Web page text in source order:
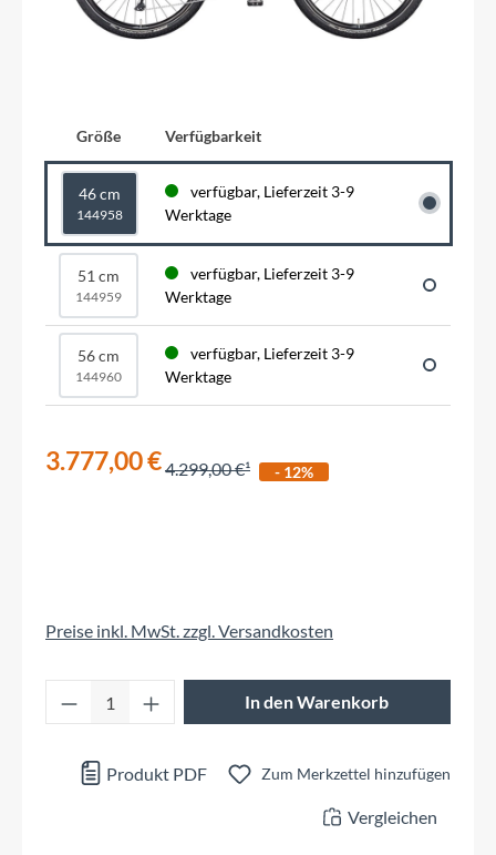
Größe Verfügbarkeit
46 cm
144958
verfügbar, Lieferzeit 3-9
Werktage
51 cm
144959
verfügbar, Lieferzeit 3-9
Werktage
56 cm
144960
verfügbar, Lieferzeit 3-9
Werktage
3.777,00 €4.299,00 € - 12%
Preise inkl. MwSt. zzgl. Versandkosten
Produkt Anzahl: Gib den gewünschten
In den Warenkorb
Produkt PDF Zum Merkzettel hinzufügen
Vergleichen